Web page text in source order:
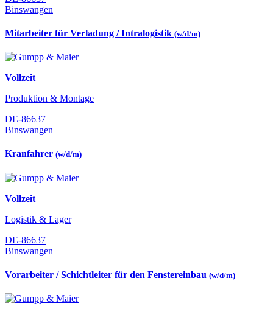
Binswangen
Mitarbeiter für Verladung / Intralogistik (w/d/m)
Vollzeit
Produktion & Montage
DE-86637
Binswangen
Kranfahrer (w/d/m)
Vollzeit
Logistik & Lager
DE-86637
Binswangen
Vorarbeiter / Schichtleiter für den Fenstereinbau (w/d/m)